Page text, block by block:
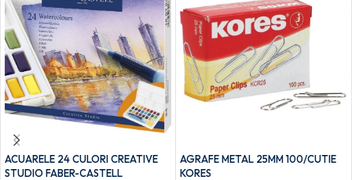
ACUARELE 24 CULORI CREATIVE
STUDIO FABER-CASTELL
AGRAFE METAL 25MM 100/CUTIE
KORES